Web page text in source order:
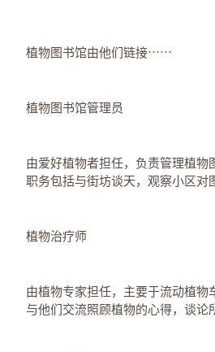
植物图书馆由他们链接⋯⋯
植物图书馆管理员
由爱好植物者担任，负责管理植物
职务包括与街坊谈天，观察小区对
植物治疗师
由植物专家担任，主要于流动植物
与他们交流照顾植物的心得，谈论